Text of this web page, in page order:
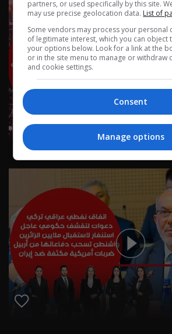
partners, or used specifically by this site.
may use precise geolocation data. List of
Some vendors may process your personal
of legitimate interest, which you can object
your options below. Look for a link at the
or in the site menu to manage or withdraw
and cookie settings.
Consent
Manage options